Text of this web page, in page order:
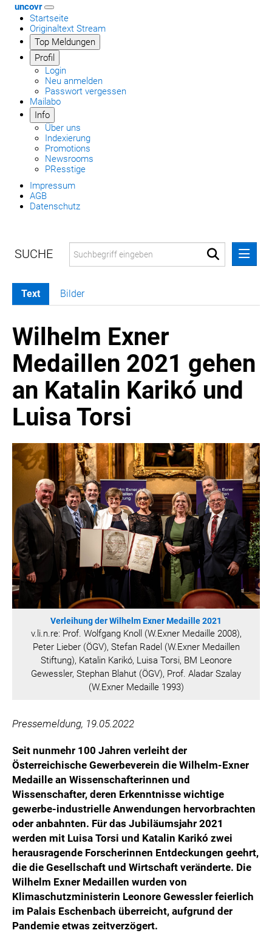
uncovr
Startseite
Originaltext Stream
Top Meldungen
Profil
Login
Neu anmelden
Passwort vergessen
Mailabo
Info
Über uns
Indexierung
Promotions
Newsrooms
PResstige
Impressum
AGB
Datenschutz
MELDUNGEN
COCA-COLA
COCA-COLA HBC ÖSTERREICH
RÖMERQUELLE
ÖSTERREICHISCHE SPORTHILFE
KESCH
BARFLY'S CLUB
SPORTS MEDIA AUSTRIA
CULINARIUS
RECYCLEMICH-INITIATIVE
VIER HOCH VIER
ALFIES
HANNERSBERG
WILHELM-EXNER-MEDAILLEN STIFTUNG
ADMIRAL SPORTWETTEN
EWP RECYCLING PFAND ÖSTERREICH
ANNEMARIE CHARITY
IMPERIAL MARKETS
TRÄGERVEREIN EINWEGPFAND
SPECIAL OLYMPICS ÖSTERREICH
COCA COLA
PRESSEKONTAKT
Text Bilder
Wilhelm Exner
Medaillen 2021 gehen
an Katalin Karikó und
Luisa Torsi
Verleihung der Wilhelm Exner Medaille 2021
v.li.n.re: Prof. Wolfgang Knoll (W.Exner Medaille 2008),
Peter Lieber (ÖGV), Stefan Radel (W.Exner Medaillen
Stiftung), Katalin Karikó, Luisa Torsi, BM Leonore
Gewessler, Stephan Blahut (ÖGV), Prof. Aladar Szalay
(W.Exner Medaille 1993)
Pressemeldung, 19.05.2022
Seit nunmehr 100 Jahren verleiht der
Österreichische Gewerbeverein die Wilhelm-Exner
Medaille an Wissenschafterinnen und
Wissenschafter, deren Erkenntnisse wichtige
gewerbe-industrielle Anwendungen hervorbrachten
oder anbahnten. Für das Jubiläumsjahr 2021
werden mit Luisa Torsi und Katalin Karikó zwei
herausragende Forscherinnen Entdeckungen geehrt,
die die Gesellschaft und Wirtschaft veränderte. Die
Wilhelm Exner Medaillen wurden von
Klimaschutzministerin Leonore Gewessler feierlich
im Palais Eschenbach überreicht, aufgrund der
Pandemie etwas zeitverzögert.